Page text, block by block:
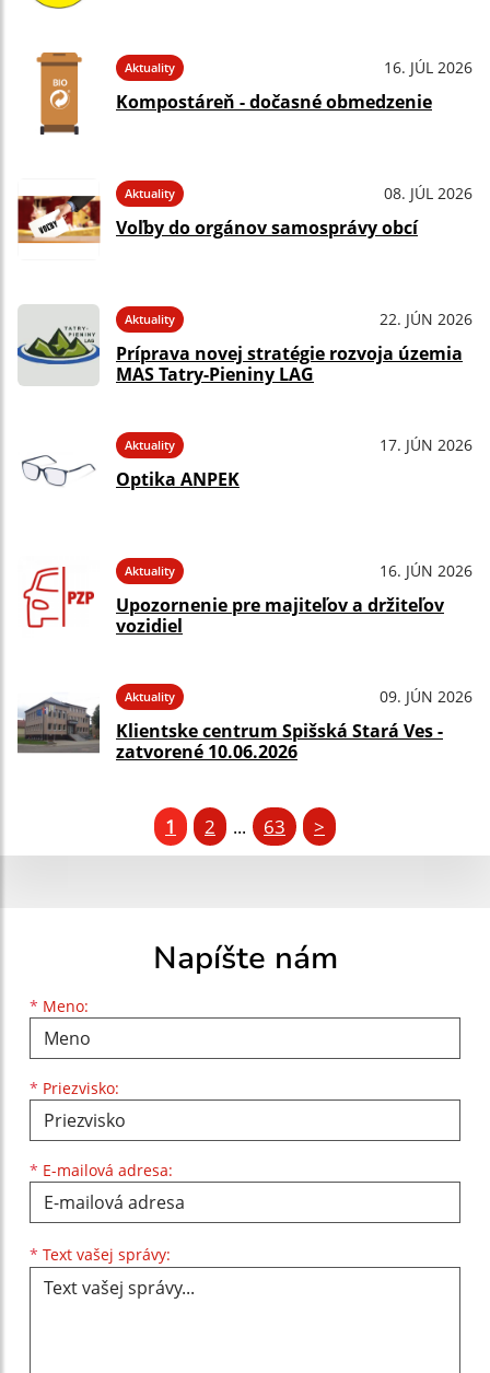
Aktuality 16. JÚL 2026
Kompostáreň - dočasné obmedzenie
Aktuality 08. JÚL 2026
Voľby do orgánov samosprávy obcí
Aktuality 22. JÚN 2026
Príprava novej stratégie rozvoja územia
MAS Tatry-Pieniny LAG
Aktuality 17. JÚN 2026
Optika ANPEK
Aktuality 16. JÚN 2026
Upozornenie pre majiteľov a držiteľov
vozidiel
Aktuality 09. JÚN 2026
Klientske centrum Spišská Stará Ves -
zatvorené 10.06.2026
1 2 ... 63 >
Napíšte nám
* Meno:
Meno
* Priezvisko:
Priezvisko
* E-mailová adresa:
E-mailová adresa
* Text vašej správy: